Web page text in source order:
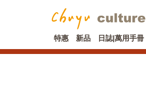
特惠 新品 日誌|萬用手冊